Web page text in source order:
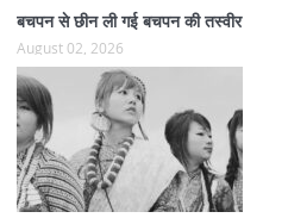
बचपन से छीन ली गई बचपन की तस्वीर
August 02, 2026